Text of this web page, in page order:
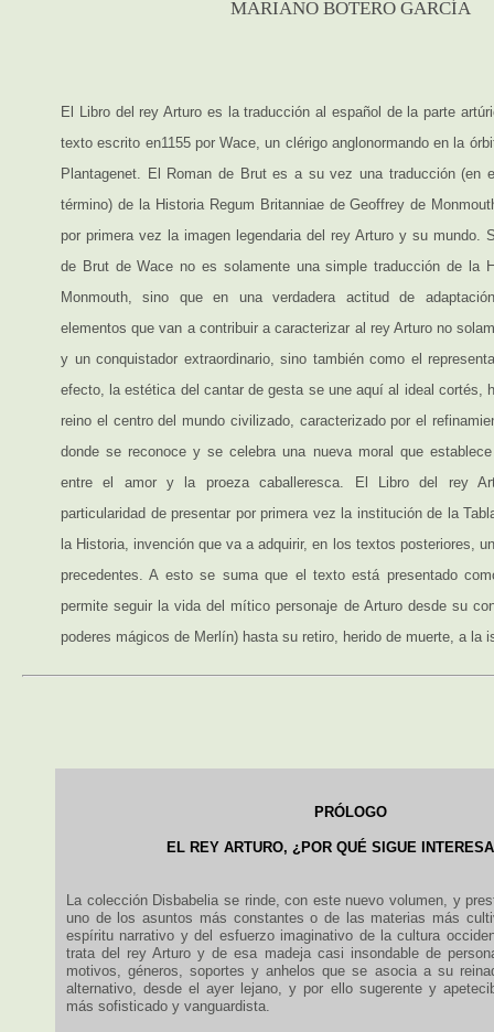
MARIANO BOTERO GARCÍA
El Libro del rey Arturo es la traducción al español de la parte
texto escrito en1155 por Wace, un clérigo anglonormando en la
Plantagenet. El Roman de Brut es a su vez una traducción (en
término) de la Historia Regum Britanniae de Geoffrey de
por primera vez la imagen legendaria del rey Arturo y su mundo.
de Brut de Wace no es solamente una simple traducción de la
Monmouth, sino que en una verdadera actitud de
elementos que van a contribuir a caracterizar al rey Arturo no
y un conquistador extraordinario, sino también como el
efecto, la estética del cantar de gesta se une aquí al ideal cortés,
reino el centro del mundo civilizado, caracterizado por el
donde se reconoce y se celebra una nueva moral que
entre el amor y la proeza caballeresca. El Libro del rey
particularidad de presentar por primera vez la institución de la
la Historia, invención que va a adquirir, en los textos posteriores,
precedentes. A esto se suma que el texto está presentado
permite seguir la vida del mítico personaje de Arturo desde su
poderes mágicos de Merlín) hasta su retiro, herido de muerte, a la
PRÓLOGO
EL REY ARTURO, ¿POR QUÉ SIGUE
La colección Disbabelia se rinde, con este nuevo volumen, y
uno de los asuntos más constantes o de las materias más
espíritu narrativo y del esfuerzo imaginativo de la cultura
trata del rey Arturo y de esa madeja casi insondable de
motivos, géneros, soportes y anhelos que se asocia a su
alternativo, desde el ayer lejano, y por ello sugerente y
más sofisticado y vanguardista.